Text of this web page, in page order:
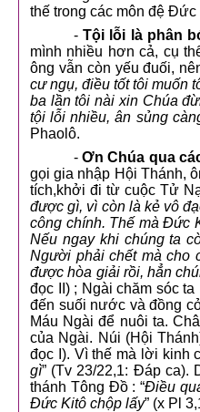
thế trong các môn đệ
- Tội lỗi là phân
mình nhiều hơn cả, cụ
ông vẫn còn yếu đuối,
cư ngụ, điều tốt tôi muốn
ba lần tôi nài xin Chúa
tội lỗi nhiều, ân sủng
Phaolô.
- Ơn Chúa qua
gọi gia nhập Hội Thánh,
tích,khởi đi từ cuộc Tử
được gì, vì còn là kẻ vô
công chính. Thế mà Đức
Nếu ngay khi chúng ta
Người phải chết mà cho
được hòa giải rồi, hẳn
đọc II) ; Ngài chăm sóc
đến suối nước và đồng
Máu Ngài để nuôi ta.
của Ngài. Núi (Hội
đọc I). Vì thế mà lời kinh
gì” (Tv 23/22,1: Đáp
thánh Tông Đồ : “Điều
Đức Kitô chộp lấy” (x Pl